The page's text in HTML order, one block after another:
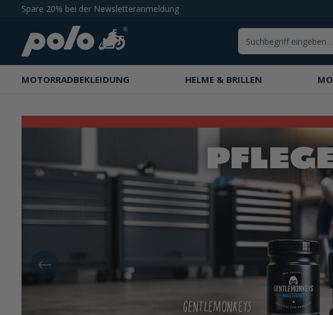
Zur Hauptnavigation springen
Spare 20% bei der Newsletteranmeldung
MOTORRADBEKLEIDUNG HELME & BRILLEN